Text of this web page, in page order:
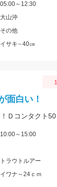
05:00～12:30
大山沖
その他
イサキ∼40㎝
面白い！
10:00～15:00
トラウトルアー
イワナ～24ｃｍ